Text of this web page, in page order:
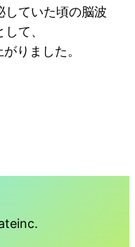
していた頃の脳波
て、
りました。